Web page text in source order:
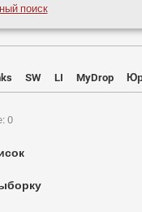
поиск
SW LI MyDrop
0